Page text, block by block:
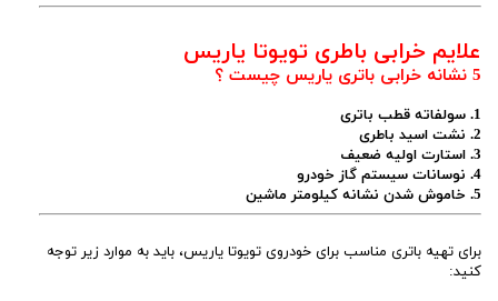
علایم خرابی باطری تویوتا یاریس
5 نشانه خرابی باتری یاریس چیست ؟
1. سولفاته قطب باتری
2. نشت اسید باطری
3. استارت اولیه ضعیف
4. نوسانات سیستم گاز خودرو
5. خاموش شدن نشانه کیلومتر ماشین
برای تهیه باتری مناسب برای خودروی تویوتا یاریس، باید به موارد زیر توجه
کنید: